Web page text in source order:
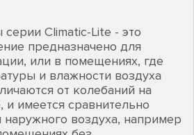
Climatic-Lite - это
предназначено для
или в помещениях, где
и влажности воздуха
от колебаний на
и имеется сравнительно
воздуха, например